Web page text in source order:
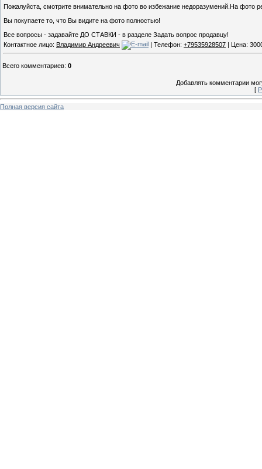
Пожалуйста, смотрите внимательно на фото во избежание недоразумений.На фото
Вы покупаете то, что Вы видите на фото полностью!
Все вопросы - задавайте ДО СТАВКИ - в разделе Задать вопрос продавцу!
Контактное лицо: Владимир Андреевич | Телефон: +79535928507 | Цена:
Всего комментариев: 0
Добавлять комментарии
[
Полная версия сайта